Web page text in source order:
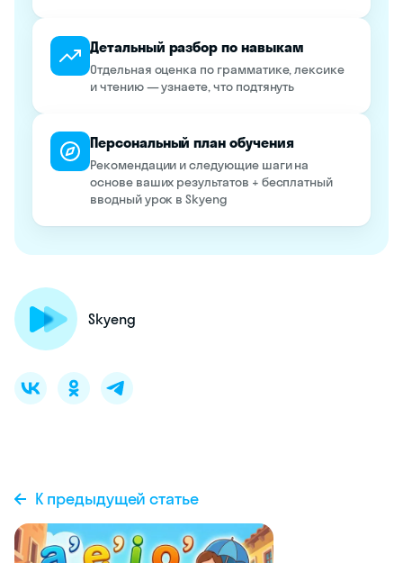
Детальный разбор по навыкам
Отдельная оценка по грамматике, лексике
и чтению — узнаете, что подтянуть
Персональный план обучения
Рекомендации и следующие шаги на
основе ваших результатов + бесплатный
вводный урок в Skyeng
Skyeng
К предыдущей статье